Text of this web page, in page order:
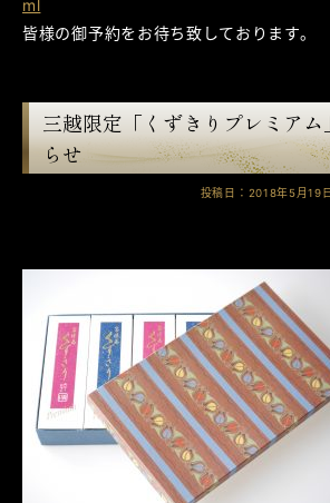
ml
皆様の御予約をお待ち致しております。
三越限定「くずきりプレミア
らせ
投稿日：2018年5月